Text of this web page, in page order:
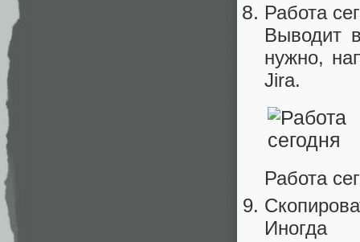
Работа
Выводит
нужно,
Jira.
Работа
Иногда